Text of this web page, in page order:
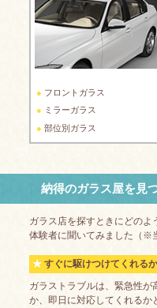
フロントガラス
ミラーガラス
部位別ガラス
納得のガラス屋を見
ガラス店を探すときにどのよ
体験者に聞いてみました（※
すぐに駆けつけてくれるか
ガラストラブルは、緊急性
か、即日に対応してくれるか